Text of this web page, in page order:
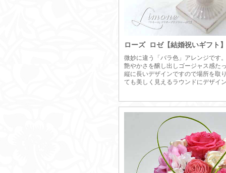
ローズ ロゼ【結婚祝いギフト
微妙に違う「バラ色」アレンジです
艶やかさを醸し出しゴージャス感た
縦に長いデザインですので場所を取
ても美しく見えるラウンドにデザ